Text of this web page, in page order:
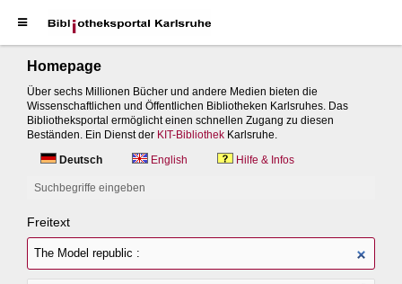
Homepage
Über sechs Millionen Bücher und andere Medien bieten die
Wissenschaftlichen und Öffentlichen Bibliotheken Karlsruhes. Das
Bibliotheksportal ermöglicht einen schnellen Zugang zu diesen
Beständen. Ein Dienst der KIT-Bibliothek Karlsruhe.
Deutsch
English Hilfe & Infos
Suchbegriffe eingeben
Freitext